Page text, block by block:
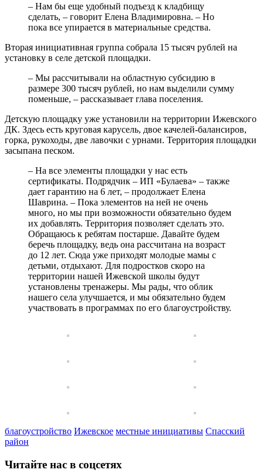
– Нам бы еще удобный подъезд к кладбищу
сделать, – говорит Елена Владимировна. – Но
пока все упирается в материальные средства.
Вторая инициативная группа собрала 15 тысяч рублей на
установку в селе детской площадки.
– Мы рассчитывали на областную субсидию в
размере 300 тысяч рублей, но нам выделили сумму
поменьше, – рассказывает глава поселения.
Детскую площадку уже установили на территории Ижевского
ДК. Здесь есть круговая карусель, двое качелей-балансиров,
горка, рукоходы, две лавочки с урнами. Территория площадки
засыпана песком.
– На все элементы площадки у нас есть
сертификаты. Подрядчик – ИП «Булаева» – также
дает гарантию на 6 лет, – продолжает Елена
Шаврина. – Пока элементов на ней не очень
много, но мы при возможности обязательно будем
их добавлять. Территория позволяет сделать это.
Обращаюсь к ребятам постарше. Давайте будем
беречь площадку, ведь она рассчитана на возраст
до 12 лет. Сюда уже приходят молодые мамы с
детьми, отдыхают. Для подростков скоро на
территории нашей Ижевской школы будут
установлены тренажеры. Мы рады, что облик
нашего села улучшается, и мы обязательно будем
участвовать в программах по его благоустройству.
благоустройство Ижевское местные инициативы Спасский
район
Читайте нас в соцсетях